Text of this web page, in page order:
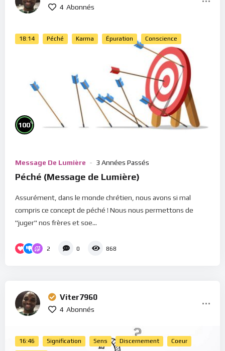
4 Abonnés
18:14 Péché Karma Épuration Conscience
100%
Message De Lumière 3 Années Passés
Péché (Message de Lumière)
Assurément, dans le monde chrétien, nous avons si mal
compris ce concept de péché ! Nous nous permettons de
"juger" nos frères et soe...
2 0 868
Viter7960
4 Abonnés
16:46 Signification Sens Discernement Coeur